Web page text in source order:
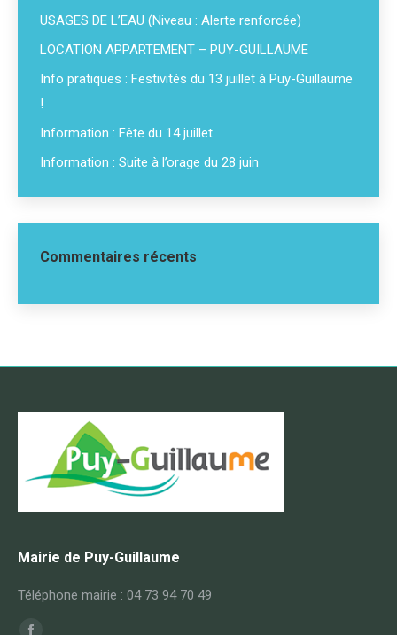
USAGES DE L’EAU (Niveau : Alerte renforcée)
LOCATION APPARTEMENT – PUY-GUILLAUME
Info pratiques : Festivités du 13 juillet à Puy-Guillaume
!
Information : Fête du 14 juillet
Information : Suite à l’orage du 28 juin
Commentaires récents
Mairie de Puy-Guillaume
Téléphone mairie : 04 73 94 70 49
Trouvez nous sur :